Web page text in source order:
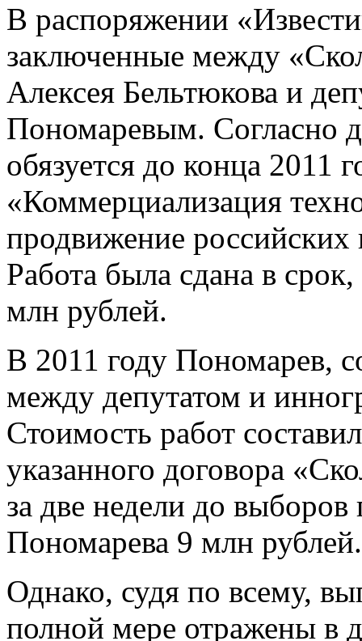
В распоряжении
заключенные между
Алексея Бельтюкова и
Пономаревым. Согласно
обязуется до конца 2011
«Коммерциализация
продвижение
Работа была сдана в
млн рублей.
В 2011 году Пономарев,
между депутатом и
Стоимость работ
указанного договора
за две недели до выборов
Пономарева 9 млн рублей.
Однако, судя по всему,
полной мере отражены в